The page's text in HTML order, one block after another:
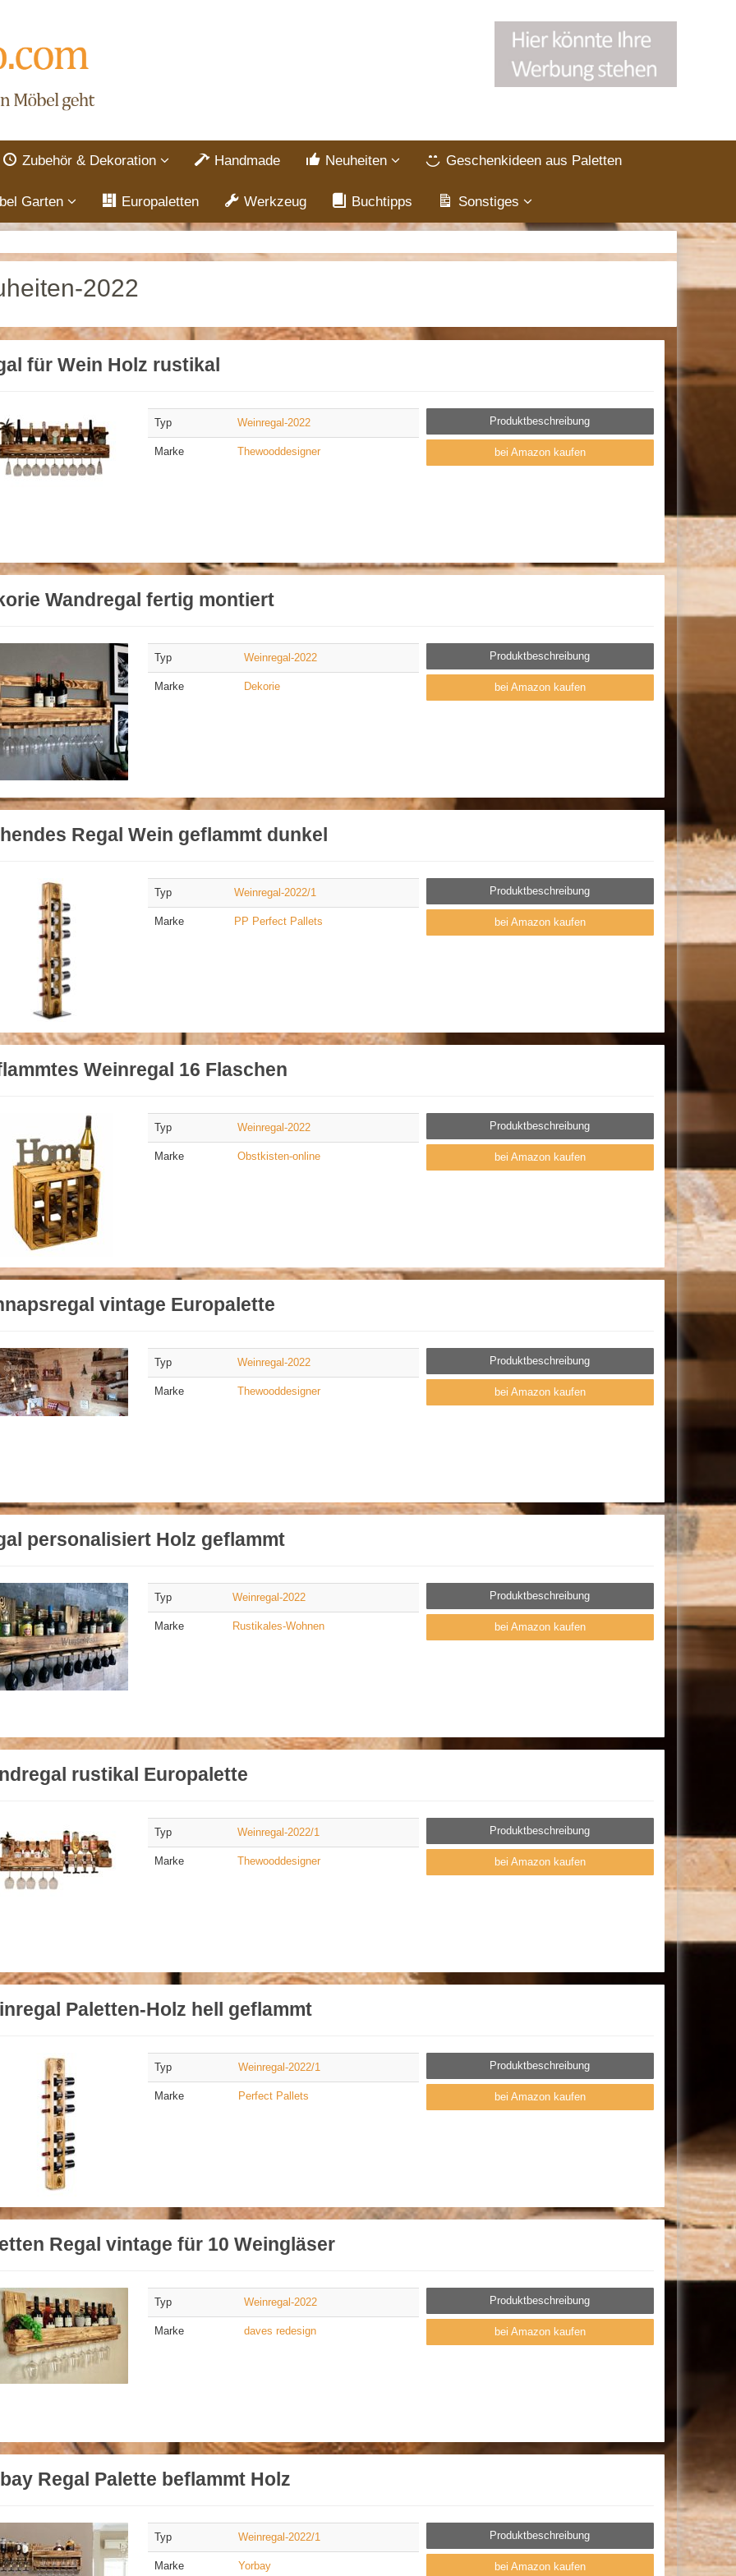
Zubehör & Dekoration Handmade Neuheiten Geschenkideen aus Paletten
Garten Europaletten Werkzeug Buchtipps Sonstiges
2022
für Wein Holz rustikal
Typ Weinregal-2022
Marke Thewooddesigner
Produktbeschreibung
bei Amazon kaufen
Wandregal fertig montiert
Typ Weinregal-2022
Marke Dekorie
Produktbeschreibung
bei Amazon kaufen
Regal Wein geflammt dunkel
Typ Weinregal-2022/1
Marke PP Perfect Pallets
Produktbeschreibung
bei Amazon kaufen
Weinregal 16 Flaschen
Typ Weinregal-2022
Marke Obstkisten-online
Produktbeschreibung
bei Amazon kaufen
vintage Europalette
Typ Weinregal-2022
Marke Thewooddesigner
Produktbeschreibung
bei Amazon kaufen
personalisiert Holz geflammt
Typ Weinregal-2022
Marke Rustikales-Wohnen
Produktbeschreibung
bei Amazon kaufen
rustikal Europalette
Typ Weinregal-2022/1
Marke Thewooddesigner
Produktbeschreibung
bei Amazon kaufen
Paletten-Holz hell geflammt
Typ Weinregal-2022/1
Marke Perfect Pallets
Produktbeschreibung
bei Amazon kaufen
Regal vintage für 10 Weingläser
Typ Weinregal-2022
Marke daves redesign
Produktbeschreibung
bei Amazon kaufen
Regal Palette beflammt Holz
Typ Weinregal-2022/1
Marke Yorbay
Produktbeschreibung
bei Amazon kaufen